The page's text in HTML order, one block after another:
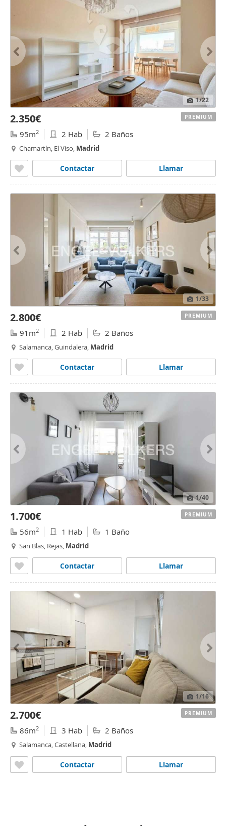
1/22
2.350€
95m2 2 Hab 2 Baños
Chamartín, El Viso, Madrid
Llamar
Contactar
PREMIUM
1/33
2.800€
91m2 2 Hab 2 Baños
Salamanca, Guindalera, Madrid
Llamar
Contactar
PREMIUM
1/40
1.700€
56m2 1 Hab 1 Baño
San Blas, Rejas, Madrid
Llamar
Contactar
PREMIUM
1/16
2.700€
86m2 3 Hab 2 Baños
Salamanca, Castellana, Madrid
Llamar
Contactar
PREMIUM